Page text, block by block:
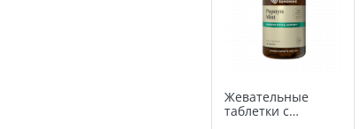
Жевательные
таблетки с